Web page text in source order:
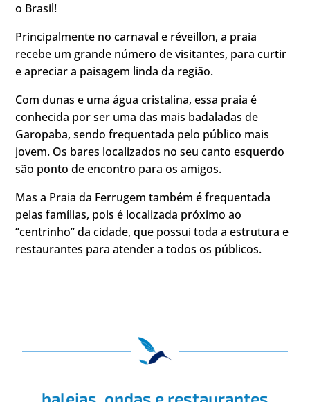
o Brasil!
Principalmente no carnaval e réveillon, a praia
recebe um grande número de visitantes, para curtir
e apreciar a paisagem linda da região.
Com dunas e uma água cristalina, essa praia é
conhecida por ser uma das mais badaladas de
Garopaba, sendo frequentada pelo público mais
jovem. Os bares localizados no seu canto esquerdo
são ponto de encontro para os amigos.
Mas a Praia da Ferrugem também é frequentada
pelas famílias, pois é localizada próximo ao
‘’centrinho’’ da cidade, que possui toda a estrutura e
restaurantes para atender a todos os públicos.